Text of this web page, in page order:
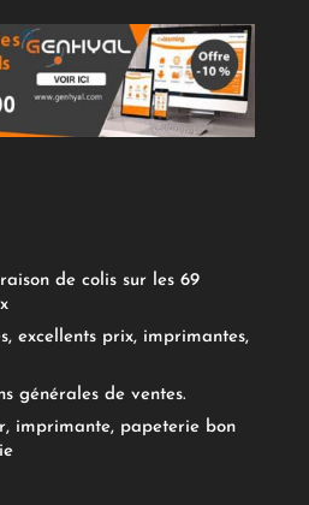
de colis sur les 69
excellents prix, imprimantes,
générales de ventes.
imprimante, papeterie bon